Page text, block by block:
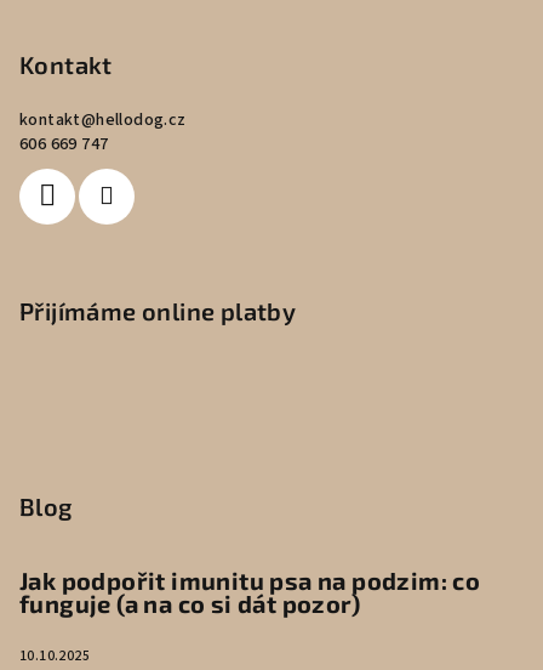
Kontakt
kontakt@hellodog.cz
606 669 747
Přijímáme online platby
Blog
Jak podpořit imunitu psa na podzim: co
funguje (a na co si dát pozor)
10.10.2025